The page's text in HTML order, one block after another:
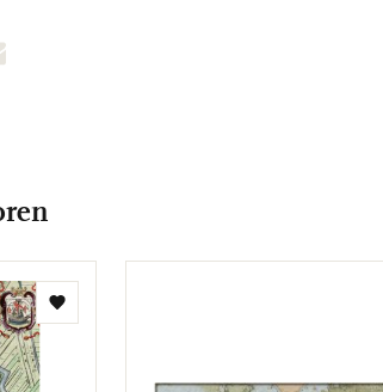
- Totale gewicht 152 gram
Deel
Toevoegen